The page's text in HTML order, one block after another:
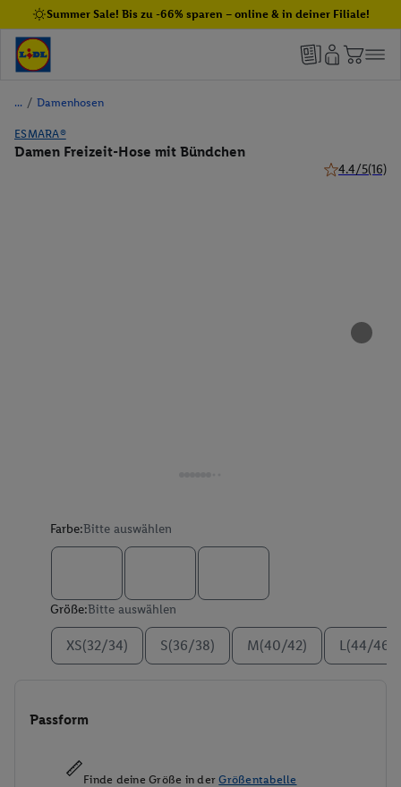
Summer Sale! Bis zu -66% sparen – online & in deiner Filiale!
/ Damenhosen
ESMARA®
Damen Freizeit-Hose mit Bündchen
4.4/5(16)
Farbe:Bitte auswählen
Größe:Bitte auswählen
XS(32/34) S(36/38) M(40/42) L(44/46)
Passform
Finde deine Größe in derGrößentabelle